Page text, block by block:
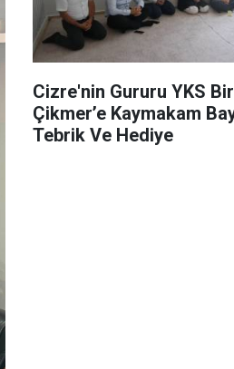
Cizre'nin Gururu YKS
Çikmer’e Kaymakam
Tebrik Ve Hediye